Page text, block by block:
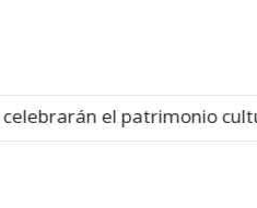
el patrimonio cultural